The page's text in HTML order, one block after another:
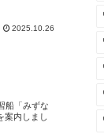
2025.10.26
船「みずな
案内しまし